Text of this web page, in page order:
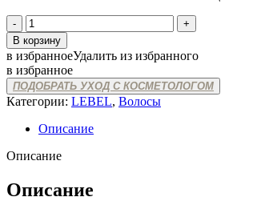
Количество
товара
LEBEL
ONE
SHAMPOO
SOFTEN
В корзину
в избранноеУдалить из избранного
в избранное
ПОДОБРАТЬ УХОД С КОСМЕТОЛОГОМ
Категории: LEBEL, Волосы
Описание
Описание
Описание